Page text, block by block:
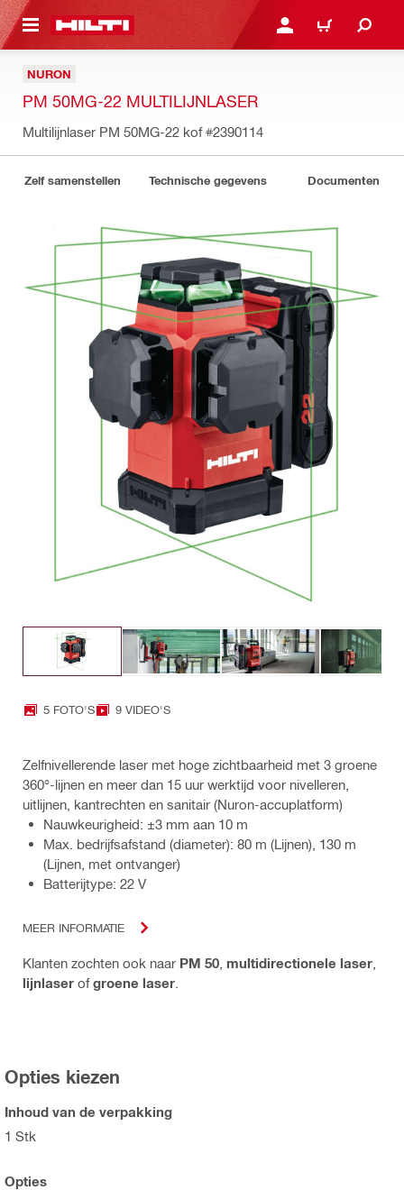
HOOFDINHOUD LOG IN OF REGISTREER
WINKELWAGEN
NURON
PM 50MG-22 MULTILIJNLASER
Multilijnlaser PM 50MG-22 kof#2390114
Zelf samenstellen Technische gegevens Documenten
5 FOTO'S 9 VIDEO'S
Zelfnivellerende laser met hoge zichtbaarheid met 3 groene
360°-lijnen en meer dan 15 uur werktijd voor nivelleren,
uitlijnen, kantrechten en sanitair (Nuron-accuplatform)
Nauwkeurigheid: ±3 mm aan 10 m
Max. bedrijfsafstand (diameter): 80 m (Lijnen), 130 m
(Lijnen, met ontvanger)
Batterijtype: 22 V
MEER INFORMATIE
Klanten zochten ook naar PM 50 multidirectionele laser
lijnlaser ofgroene laser
Opties kiezen
Inhoud van de verpakking
1 Stk
Opties